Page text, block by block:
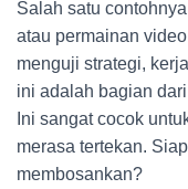
Salah satu
atau permainan
menguji strategi,
ini adalah bagian
Ini sangat cocok
merasa tertekan.
membosankan?